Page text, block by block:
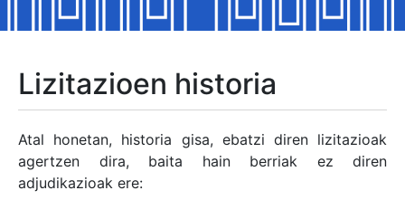
Erakutsi/Ezkutatu
Erakutsi/Ezkutatu
Lizitazioen historia
Atal honetan, historia gisa, ebatzi diren lizitazioak
agertzen dira, baita hain berriak ez diren
adjudikazioak ere: